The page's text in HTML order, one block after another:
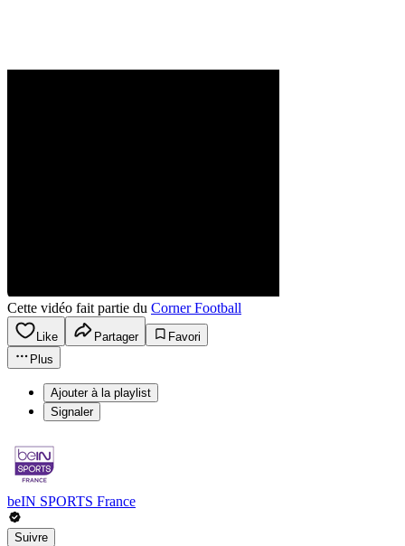
Cette vidéo fait partie du Corner Football
Like Partager
Favori
Plus
Ajouter à la playlist
Signaler
beIN SPORTS France
Suivre